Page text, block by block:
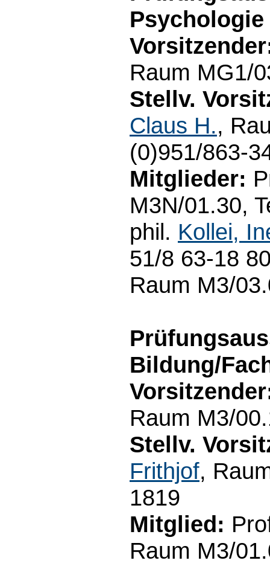
Psychologie
Raum MG1/
Stellv.
Claus H.,
(0)951/863-
Mitglieder:
M3N/01.30,
phil. Kollei,
51/8 63-18
Raum M3/
Bildung/
Raum M3/
Stellv.
Frithjof,
1819
Mitglied:
Raum M3/